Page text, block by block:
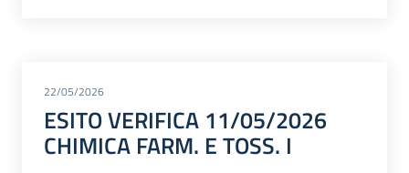
22/05/2026
ESITO VERIFICA 11/05/2026
CHIMICA FARM. E TOSS. I